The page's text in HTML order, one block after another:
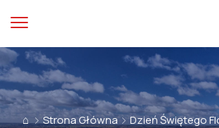
⌂ Strona Główna Dzień Świętego